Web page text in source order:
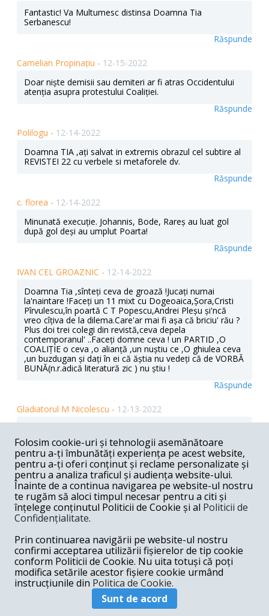
Fantastic! Va Multumesc distinsa Doamna Tia
Serbanescu!
Răspunde
Camelian Propinațiu - 12-15-2022
Doar niște demisii sau demiteri ar fi atras Occidentului
atenția asupra protestului Coaliției.
Răspunde
Polilogu - 12-14-2022
Doamna TIA ,ați salvat in extremis obrazul cel subtire al
REVISTEI 22 cu verbele si metaforele dv.
Răspunde
c. florea - 12-14-2022
Minunată execuție. Johannis, Bode, Rareș au luat gol
după gol deși au umplut Poarta!
Răspunde
IVAN CEL GROAZNIC - 12-14-2022
Doamna Tia ,sînteți ceva de groază !Jucați numai
la'naintare !Faceți un 11 mixt cu Dogeoaica,Șora,Cristi
Pîrvulescu,în poartă C T Popescu,Andrei Pleșu și'ncă
vreo cîțiva de la dilema.Care'ar mai fi așa că briciu' rău ?
Plus doi trei colegi din revistă,ceva depela
contemporanul' ..Faceți domne ceva ! un PARTID ,O
COALIȚIE o ceva ,o alianță ,un nuștiu ce ,O ghiulea ceva
,un buzdugan și dați în ei că ăștia nu vedeți că de VORBĂ
BUNĂ(n.r.adică literatură zic ) nu știu !
Răspunde
Gladiatorul M Nicolescu - 12-13-2022
stima , Gladiatorul M Nicolescu
Răspunde
Probo -12-13-2022
Extraordinara sunteti d-na Tia ! Articolul dvs. face mai
mult decat toate luarile de pozitie din masmedia ! Va
multumim.
Răspunde
Ion -12-13-2022
Pacat de minciunile irosite pe apa sambetei.
Folosim cookie-uri și tehnologii asemănătoare
pentru a-ți îmbunătăți experiența pe acest website,
pentru a-ți oferi conținut și reclame personalizate și
pentru a analiza traficul și audiența website-ului.
Înainte de a continua navigarea pe website-ul nostru
te rugăm să aloci timpul necesar pentru a citi și
înțelege conținutul Politicii de Cookie și al Politicii de
Confidențialitate.
Prin continuarea navigării pe website-ul nostru
confirmi acceptarea utilizării fișierelor de tip cookie
conform Politicii de Cookie. Nu uita totuși că poți
modifica setările acestor fișiere cookie urmând
instrucțiunile din Politica de Cookie.
Sunt de acord